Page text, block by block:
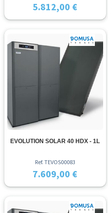
5.812,00 €
EVOLUTION SOLAR 40 HDX - 1L
Ref. TEVOS00083
7.609,00 €